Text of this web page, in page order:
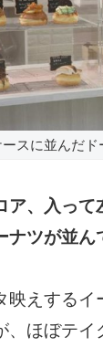
スに並んだ
ア、入って
ナツが並ん
映えするイ
、ほぼテイ